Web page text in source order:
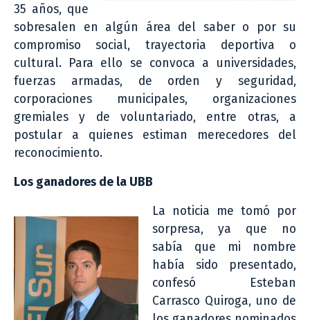
35 años, que
sobresalen en algún área del saber o por su
compromiso social, trayectoria deportiva o
cultural. Para ello se convoca a universidades,
fuerzas armadas, de orden y seguridad,
corporaciones municipales, organizaciones
gremiales y de voluntariado, entre otras, a
postular a quienes estiman merecedores del
reconocimiento.
Los ganadores de la UBB
La noticia me tomó por
sorpresa, ya que no
sabía que mi nombre
había sido presentado,
confesó Esteban
Carrasco Quiroga, uno de